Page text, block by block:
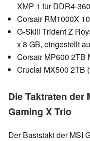
XMP 1 für DDR4-
Corsair RM1000X
G-Skill Trident Z
x 8 GB, eingestellt
Corsair MP600 2TB
Crucial MX500 2TB
Die Taktraten der
Gaming X Trio
Der Basistakt der MSI